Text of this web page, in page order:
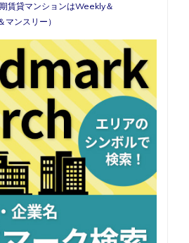
ミ
ー
向
け
物
件
賃貸マンションはWeekly＆
ンスリー）